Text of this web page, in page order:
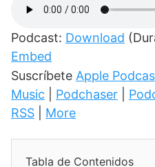
Podcast: Download
Embed
Suscríbete Apple
Music
Podchaser
RSS
More
Tabla de Contenidos